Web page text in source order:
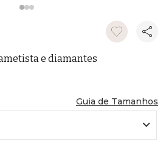
e diamantes
Guia de Tamanhos